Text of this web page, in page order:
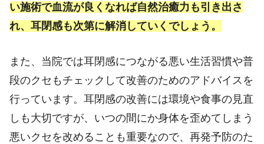
い施術で血流が良くなれば自然治癒力も引き出さ
れ、耳閉感も次第に解消していくでしょう。
また、当院では耳閉感につながる悪い生活習慣や普
段のクセもチェックして改善のためのアドバイスを
行っています。耳閉感の改善には環境や食事の見直
しも大切ですが、いつの間にか身体を歪めてしまう
悪いクセを改めることも重要なので、再発予防のた